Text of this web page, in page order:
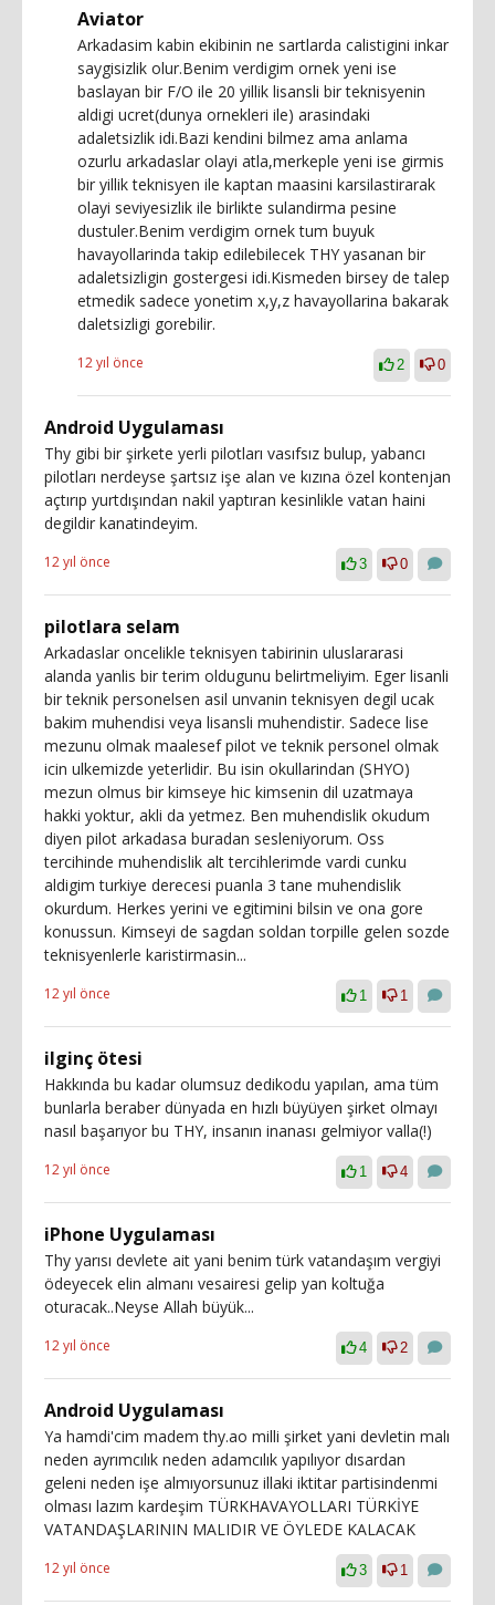
Aviator
Arkadasim kabin ekibinin ne sartlarda calistigini inkar
saygisizlik olur.Benim verdigim ornek yeni ise
baslayan bir F/O ile 20 yillik lisansli bir teknisyenin
aldigi ucret(dunya ornekleri ile) arasindaki
adaletsizlik idi.Bazi kendini bilmez ama anlama
ozurlu arkadaslar olayi atla,merkeple yeni ise girmis
bir yillik teknisyen ile kaptan maasini karsilastirarak
olayi seviyesizlik ile birlikte sulandirma pesine
dustuler.Benim verdigim ornek tum buyuk
havayollarinda takip edilebilecek THY yasanan bir
adaletsizligin gostergesi idi.Kismeden birsey de talep
etmedik sadece yonetim x,y,z havayollarina bakarak
daletsizligi gorebilir.
12 yıl önce 2 0
Android Uygulaması
Thy gibi bir şirkete yerli pilotları vasıfsız bulup, yabancı
pilotları nerdeyse şartsız işe alan ve kızına özel kontenjan
açtırıp yurtdışından nakil yaptıran kesinlikle vatan haini
degildir kanatindeyim.
12 yıl önce 3 0
pilotlara selam
Arkadaslar oncelikle teknisyen tabirinin uluslararasi
alanda yanlis bir terim oldugunu belirtmeliyim. Eger lisanli
bir teknik personelsen asil unvanin teknisyen degil ucak
bakim muhendisi veya lisansli muhendistir. Sadece lise
mezunu olmak maalesef pilot ve teknik personel olmak
icin ulkemizde yeterlidir. Bu isin okullarindan (SHYO)
mezun olmus bir kimseye hic kimsenin dil uzatmaya
hakki yoktur, akli da yetmez. Ben muhendislik okudum
diyen pilot arkadasa buradan sesleniyorum. Oss
tercihinde muhendislik alt tercihlerimde vardi cunku
aldigim turkiye derecesi puanla 3 tane muhendislik
okurdum. Herkes yerini ve egitimini bilsin ve ona gore
konussun. Kimseyi de sagdan soldan torpille gelen sozde
teknisyenlerle karistirmasin...
12 yıl önce 1 1
ilginç ötesi
Hakkında bu kadar olumsuz dedikodu yapılan, ama tüm
bunlarla beraber dünyada en hızlı büyüyen şirket olmayı
nasıl başarıyor bu THY, insanın inanası gelmiyor valla(!)
12 yıl önce 1 4
iPhone Uygulaması
Thy yarısı devlete ait yani benim türk vatandaşım vergiyi
ödeyecek elin almanı vesairesi gelip yan koltuğa
oturacak..Neyse Allah büyük...
12 yıl önce 4 2
Android Uygulaması
Ya hamdi'cim madem thy.ao milli şirket yani devletin malı
neden ayrımcılık neden adamcılık yapılıyor dısardan
geleni neden işe almıyorsunuz illaki iktitar partisindenmi
olması lazım kardeşim TÜRKHAVAYOLLARI TÜRKİYE
VATANDAŞLARININ MALIDIR VE ÖYLEDE KALACAK
12 yıl önce 3 1